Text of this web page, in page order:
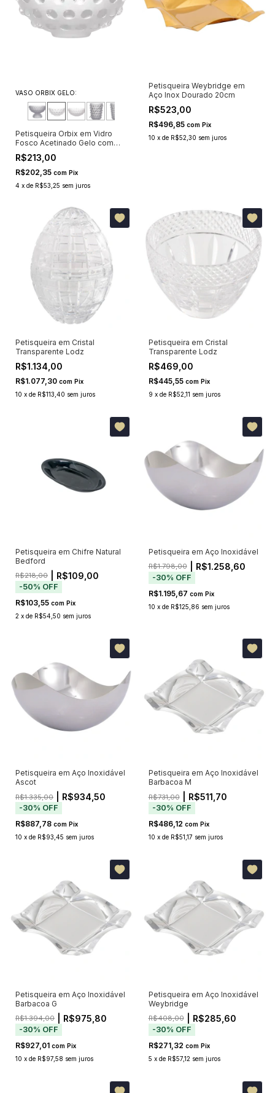
VASO ORBIX GELO:
Petisqueira Orbix em Vidro
Fosco Acetinado Gelo com
Pontos Cristalinos 14cm
R$213,00
R$202,35 com Pix
4 x de R$53,25 sem juros
Petisqueira Weybridge em
Aço Inox Dourado 20cm
R$523,00
R$496,85 com Pix
10 x de R$52,30 sem juros
Petisqueira em Cristal
Transparente Lodz
R$1.134,00
R$1.077,30 com Pix
10 x de R$113,40 sem juros
Petisqueira em Cristal
Transparente Lodz
R$469,00
R$445,55 com Pix
9 x de R$52,11 sem juros
Petisqueira em Chifre Natural
Bedford
R$218,00 | R$109,00
-50% OFF
R$103,55 com Pix
2 x de R$54,50 sem juros
Petisqueira em Aço Inoxidável
R$1.798,00| R$1.258,60
-30% OFF
R$1.195,67 com Pix
10 x de R$125,86 sem juros
Petisqueira em Aço Inoxidável
Ascot
R$1.335,00 | R$934,50
-30% OFF
R$887,78 com Pix
10 x de R$93,45 sem juros
Petisqueira em Aço Inoxidável
Barbacoa M
R$731,00| R$511,70
-30% OFF
R$486,12 com Pix
10 x de R$51,17 sem juros
Petisqueira em Aço Inoxidável
Barbacoa G
R$1.394,00 | R$975,80
-30% OFF
R$927,01 com Pix
10 x de R$97,58 sem juros
Petisqueira em Aço Inoxidável
Weybridge
R$408,00| R$285,60
-30% OFF
R$271,32 com Pix
5 x de R$57,12 sem juros